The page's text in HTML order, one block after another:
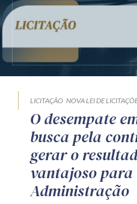
LICITAÇÃO NOVA LEI DE
O desempate
busca pela
gerar o
vantajoso para
Administração